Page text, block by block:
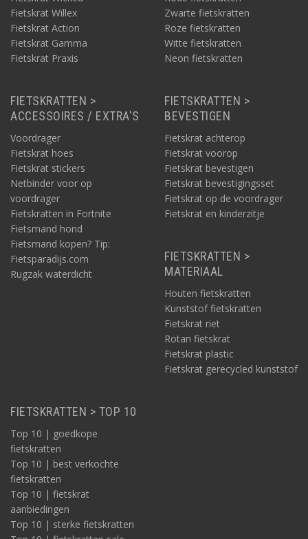
Fietskrat Willex
Fietskrat Action
Fietskrat Gamma
Fietskrat Praxis
Zwarte fietskratten
Roze fietskratten
Witte fietskratten
Neon fietskratten
FIETSKRATTEN >
ACCESSOIRES / EXTRA'S
Voordrager
Fietskrat hoes
Fietskrat stickers
Netbinder voor op
voordrager
Fietskratten in Fortnite
Fietsmand hond
Fietsmand kopen? Tip:
Fietsparadijs.com
Rugzak waterdicht
FIETSKRATTEN >
BEVESTIGEN
Fietskrat achterop
Fietskrat voorop
Fietskrat bevestigen
Fietskrat bevestigingsset
Fietskrat op de voordrager
Fietskrat en kinderzitje
FIETSKRATTEN >
MATERIAAL
Houten fietskratten
Kunststof fietskratten
Fietskrat riet
Rotan fietskrat
Fietskrat plastic
Fietskrat gerecycled kunststof
FIETSKRATTEN > TOP 10
Top 10 | goedkope
fietskratten
Top 10 | best verkochte
fietskratten
Top 10 | fietskrat
aanbiedingen
Top 10 | sterke fietskratten